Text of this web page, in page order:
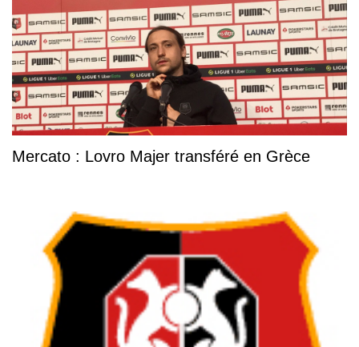
Mercato : Lovro Majer transféré en Grèce